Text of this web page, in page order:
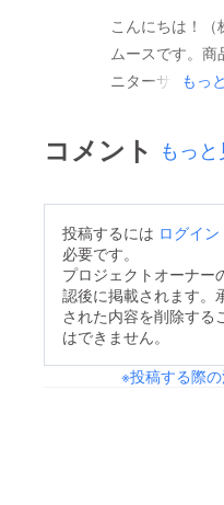
になり、垢や皮
をえさにしてど
増え、 臭いを出
が増えるのにち
えるとにおいの
なります。ニオ
の対策として本
１ｇ靴に入れて
ださい。ニオイ
オススメです。
数わずかですの
こんにちは！（
ムースです。商
ニターサンプル
使って頂きまし
用いただいての
を入れてそのま
のに抵抗があっ
1日履いていると
の間にか粉が無
で、明らかに
もっ
コメント もっ
投稿するには ログイン
必要です。
プロジェクトオーナー
認後に掲載されます。
された内容を削除する
はできません。
※投稿する際